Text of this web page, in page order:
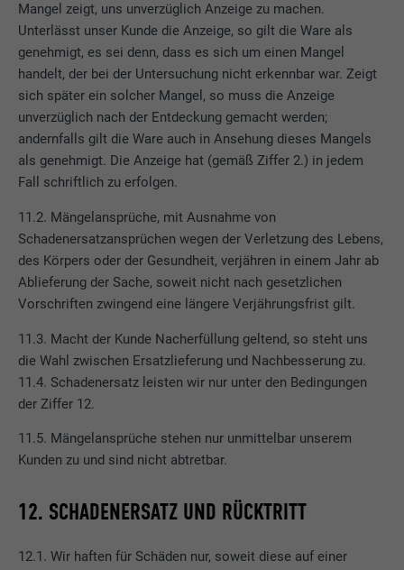
Mangel zeigt, uns unverzüglich Anzeige zu machen.
Unterlässt unser Kunde die Anzeige, so gilt die Ware als
genehmigt, es sei denn, dass es sich um einen Mangel
handelt, der bei der Untersuchung nicht erkennbar war. Zeigt
sich später ein solcher Mangel, so muss die Anzeige
unverzüglich nach der Entdeckung gemacht werden;
andernfalls gilt die Ware auch in Ansehung dieses Mangels
als genehmigt. Die Anzeige hat (gemäß Ziffer 2.) in jedem
Fall schriftlich zu erfolgen.
11.2. Mängelansprüche, mit Ausnahme von
Schadenersatzansprüchen wegen der Verletzung des Lebens,
des Körpers oder der Gesundheit, verjähren in einem Jahr ab
Ablieferung der Sache, soweit nicht nach gesetzlichen
Vorschriften zwingend eine längere Verjährungsfrist gilt.
11.3. Macht der Kunde Nacherfüllung geltend, so steht uns
die Wahl zwischen Ersatzlieferung und Nachbesserung zu.
11.4. Schadenersatz leisten wir nur unter den Bedingungen
der Ziffer 12.
11.5. Mängelansprüche stehen nur unmittelbar unserem
Kunden zu und sind nicht abtretbar.
12. SCHADENERSATZ UND RÜCKTRITT
12.1. Wir haften für Schäden nur, soweit diese auf einer
Name UserMatchHistory
Anbieter LinkedIn
Laufzeit 29 Tage
Zweck
Wird verwendet, um Besucher auf
mehreren Webseiten zu verfolgen, um
relevante Werbung basierend auf den
Präferenzen des Besuchers zu
präsentieren.
lidc
Anbieter LinkedIn
Laufzeit
Zweck
Verwendet vom Social-Networking-Dienst
LinkedIn für die Verfolgung der
Name lissc